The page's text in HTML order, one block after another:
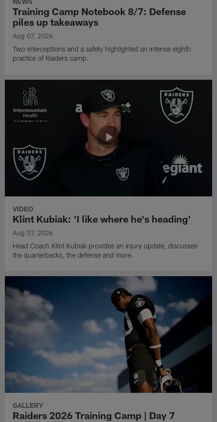
Training Camp Notebook 8/7: Defense
piles up takeaways
Aug 07, 2026
Two interceptions and a safety highlighted an intense eighth
practice of Raiders camp.
VIDEO
Klint Kubiak: 'I like where he's heading'
Aug 07, 2026
Head Coach Klint Kubiak provides an injury update, discusses
the quarterbacks, the defense and more.
GALLERY
Raiders 2026 Training Camp | Day 7